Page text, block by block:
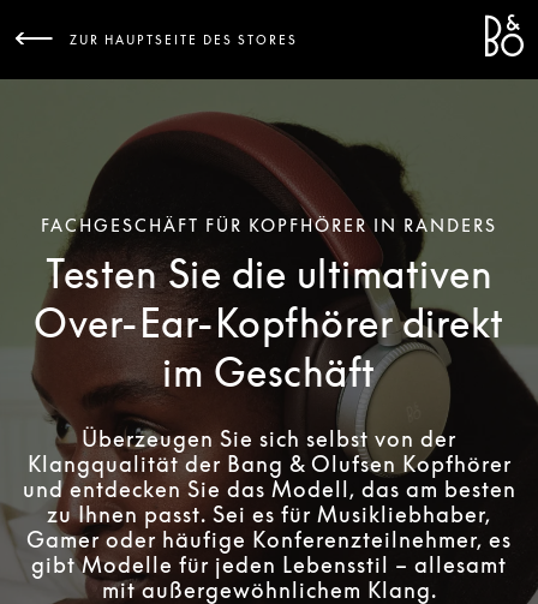
ZUR HAUPTSEITE DES STORES
FACHGESCHÄFT FÜR KOPFHÖRER IN RANDERS
Testen Sie die ultimativen
Over-Ear-Kopfhörer direkt
im Geschäft
Überzeugen Sie sich selbst von der
Klangqualität der Bang & Olufsen Kopfhörer
und entdecken Sie das Modell, das am besten
zu Ihnen passt. Sei es für Musikliebhaber,
Gamer oder häufige Konferenzteilnehmer, es
gibt Modelle für jeden Lebensstil – allesamt
mit außergewöhnlichem Klang.